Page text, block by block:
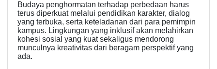
Budaya penghormatan terhadap perbedaan harus
terus diperkuat melalui pendidikan karakter, dialog
yang terbuka, serta keteladanan dari para pemimpin
kampus. Lingkungan yang inklusif akan melahirkan
kohesi sosial yang kuat sekaligus mendorong
munculnya kreativitas dari beragam perspektif yang
ada.